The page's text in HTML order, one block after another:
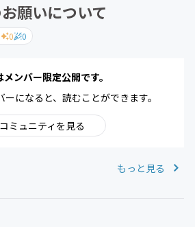
願いについて
0 0
ンバー限定公開です。
になると、読むことができます。
コミュニティを見る
もっと見る